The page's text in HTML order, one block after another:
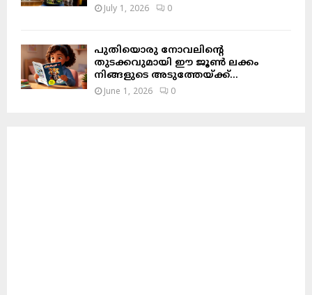
July 1, 2026 0
പുതിയൊരു നോവലിന്റെ
തുടക്കവുമായി ഈ ജൂൺ ലക്കം
നിങ്ങളുടെ അടുത്തേയ്ക്ക്…
June 1, 2026 0